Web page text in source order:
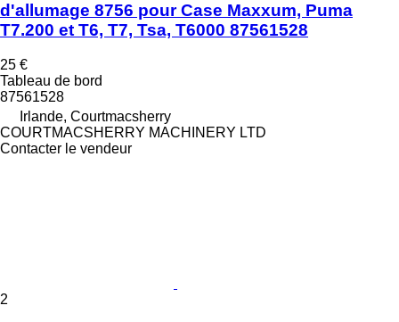
d'allumage 8756 pour Case Maxxum, Puma
T7.200 et T6, T7, Tsa, T6000 87561528
25 €
Tableau de bord
87561528
Irlande, Courtmacsherry
COURTMACSHERRY MACHINERY LTD
Contacter le vendeur
2